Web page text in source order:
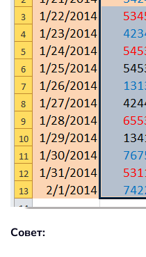
Совет: